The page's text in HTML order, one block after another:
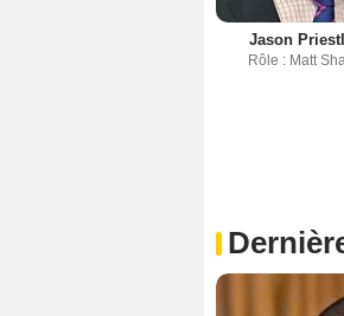
Jason
Rôle : Matt